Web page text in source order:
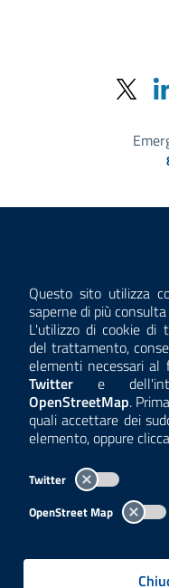
Questo sito utilizza
saperne di più
L'utilizzo di cookie di
del trattamento,
elementi necessari al
Twitter e
OpenStreetMap.
quali accettare dei
elemento, oppure
Twitter
OpenStreet Map
Sezione
Per l'utilizzo del logo e